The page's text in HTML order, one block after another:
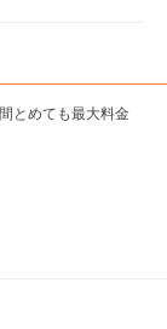
とめても最大料金